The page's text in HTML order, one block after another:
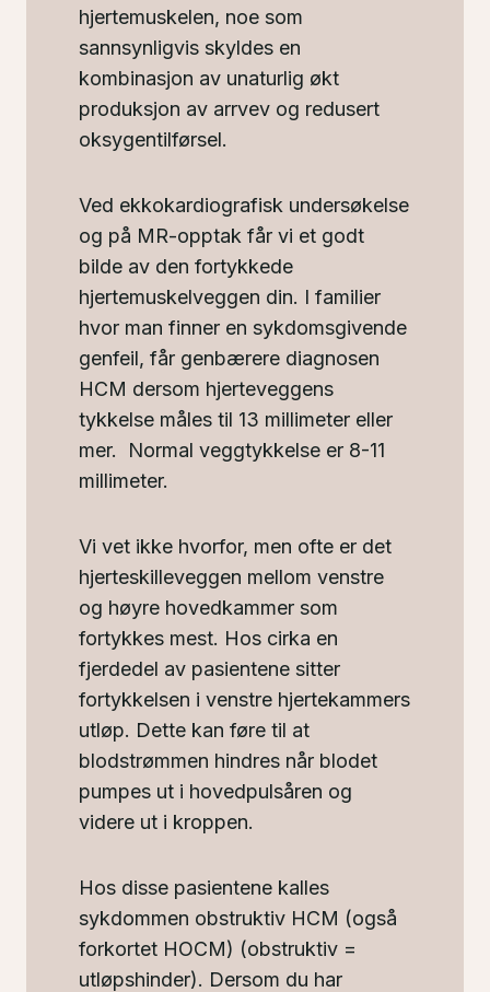
hjertemuskelen, noe som
sannsynligvis skyldes en
kombinasjon av unaturlig økt
produksjon av arrvev og redusert
oksygentilførsel.
Ved ekkokardiografisk undersøkelse
og på MR-opptak får vi et godt
bilde av den fortykkede
hjertemuskelveggen din. I familier
hvor man finner en sykdomsgivende
genfeil, får genbærere diagnosen
HCM dersom hjerteveggens
tykkelse måles til 13 millimeter eller
mer. Normal veggtykkelse er 8-11
millimeter.
Vi vet ikke hvorfor, men ofte er det
hjerteskilleveggen mellom venstre
og høyre hovedkammer som
fortykkes mest. Hos cirka en
fjerdedel av pasientene sitter
fortykkelsen i venstre hjertekammers
utløp. Dette kan føre til at
blodstrømmen hindres når blodet
pumpes ut i hovedpulsåren og
videre ut i kroppen.
Hos disse pasientene kalles
sykdommen obstruktiv HCM (også
forkortet HOCM) (obstruktiv =
utløpshinder). Dersom du har